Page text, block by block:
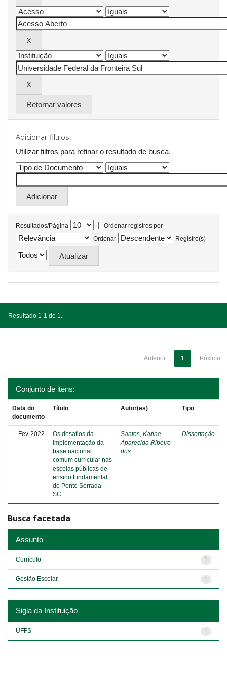
Retornar valores
Adicionar filtros:
Utilizar filtros para refinar o resultado de busca.
Resultados/Página |
Ordenar registros por
Ordenar
Registro(s)
Resultado 1-1 de 1.
Anterior 1 Póximo
Conjunto de itens:
Data do
documento
Título Autor(es) Tipo
Fev-2022
Os desafios da
implementação da
base nacional
comum curricular nas
escolas públicas de
ensino fundamental
de Ponte Serrada -
SC
Santos, Karine
Aparecida Ribeiro
dos
Dissertação
Busca facetada
Assunto
1
Currículo
1
Gestão Escolar
Sigla da Instituição
1
UFFS